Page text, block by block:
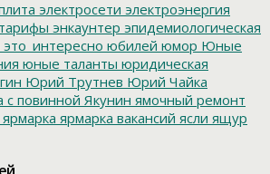
электросети электроэнергия
энкаунтер эпидемиологическая
это_интересно юбилей юмор Юные
юные таланты юридическая
Юрий Трутнев Юрий Чайка
с повинной Якунин ямочный ремонт
ярмарка ярмарка вакансий ясли ящур